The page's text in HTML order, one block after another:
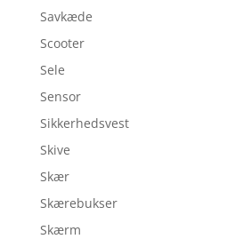
Savkæde
Scooter
Sele
Sensor
Sikkerhedsvest
Skive
Skær
Skærebukser
Skærm